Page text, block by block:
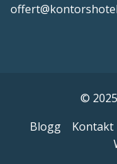
©
Blogg
Kontakt